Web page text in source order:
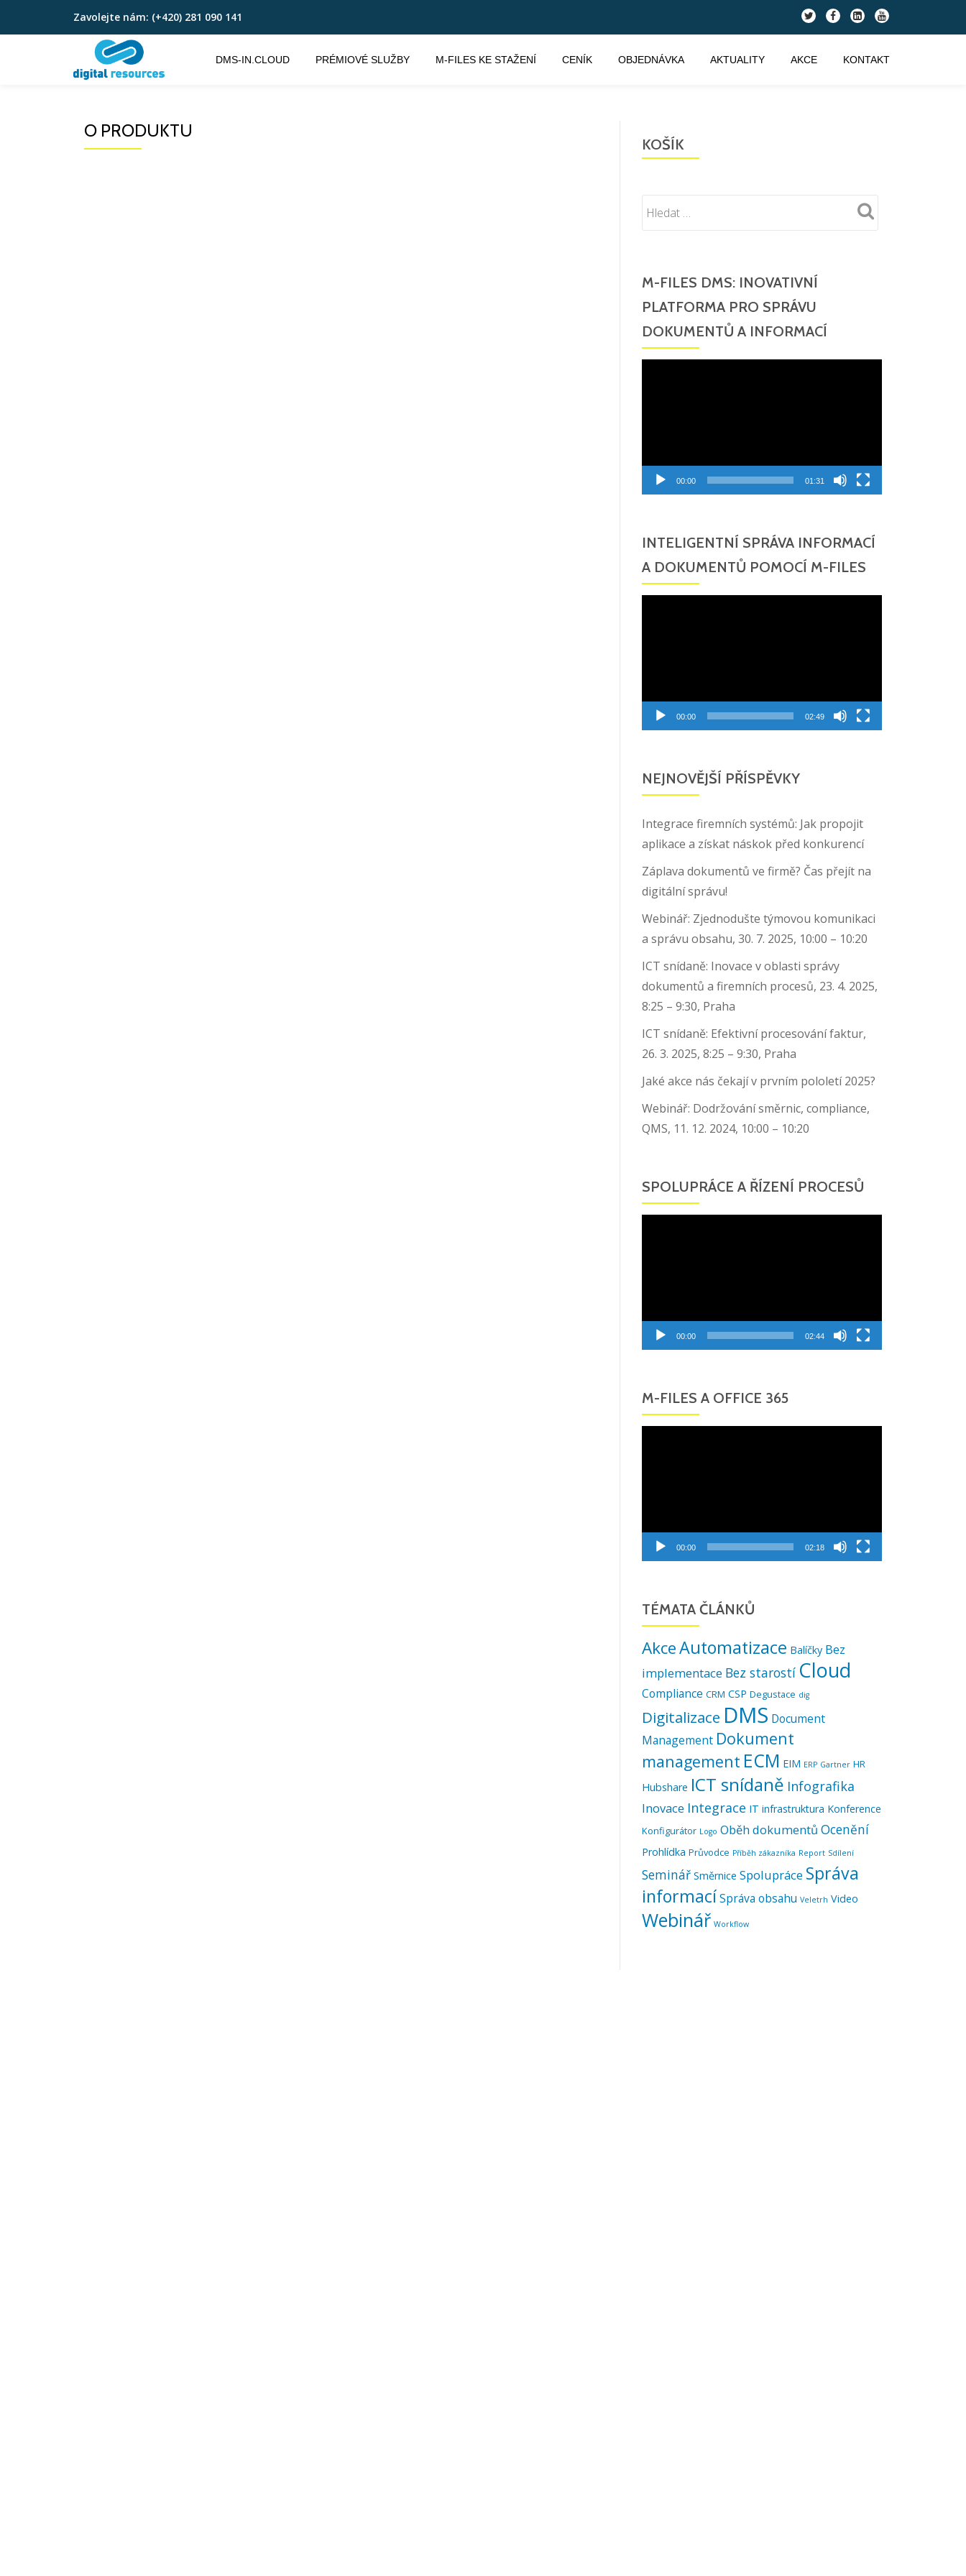
Přeskočit
Zavolejte nám: (+420) 281 090 141
fa-
twitter
fa-
facebook
fa-
linkedin-
square
fa-
youtube
DMS-IN.CLOUD PRÉMIOVÉ SLUŽBY M-FILES KE STAŽENÍ CENÍK OBJEDNÁVKA AKTUALITY AKCE KONTAKT
O PRODUKTU
KOŠÍK
M-FILES DMS: INOVATIVNÍ
PLATFORMA PRO SPRÁVU
DOKUMENTŮ A INFORMACÍ
00:00 01:31
INTELIGENTNÍ SPRÁVA INFORMACÍ
A DOKUMENTŮ POMOCÍ M-FILES
00:00 02:49
NEJNOVĚJŠÍ PŘÍSPĚVKY
Integrace firemních systémů: Jak propojit
aplikace a získat náskok před konkurencí
Záplava dokumentů ve firmě? Čas přejít na
digitální správu!
Webinář: Zjednodušte týmovou komunikaci
a správu obsahu, 30. 7. 2025, 10:00 – 10:20
ICT snídaně: Inovace v oblasti správy
dokumentů a firemních procesů, 23. 4. 2025,
8:25 – 9:30, Praha
ICT snídaně: Efektivní procesování faktur,
26. 3. 2025, 8:25 – 9:30, Praha
Jaké akce nás čekají v prvním pololetí 2025?
Webinář: Dodržování směrnic, compliance,
QMS, 11. 12. 2024, 10:00 – 10:20
SPOLUPRÁCE A ŘÍZENÍ PROCESŮ
00:00 02:44
M-FILES A OFFICE 365
00:00 02:18
TÉMATA ČLÁNKŮ
AkceAutomatizace Balíčky Bez
implementace Bez starostí Cloud
Compliance CRM CSP Degustace dig
Digitalizace DMS Document
Management Dokument
management ECM EIM ERP Gartner HR
Hubshare ICT snídaně Infografika
Inovace Integrace IT infrastruktura Konference
Konfigurátor Logo Oběh dokumentů Ocenění
Prohlídka Průvodce Příběh zákazníka Report Sdílení
Seminář Směrnice Spolupráce Správa
informacíSpráva obsahu Veletrh Video
Webinář Workflow